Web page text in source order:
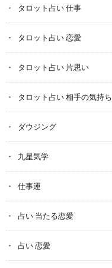
タロット占い 仕事
タロット占い 恋愛
タロット占い 片思い
タロット占い 相手の気持ち
ダウジング
九星気学
仕事運
占い 当たる恋愛
占い 恋愛